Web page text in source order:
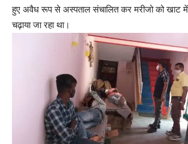
हुए अवैध रूप से अस्पताल संचालित कर मरीजो को खाट
चढ़ाया जा रहा था।